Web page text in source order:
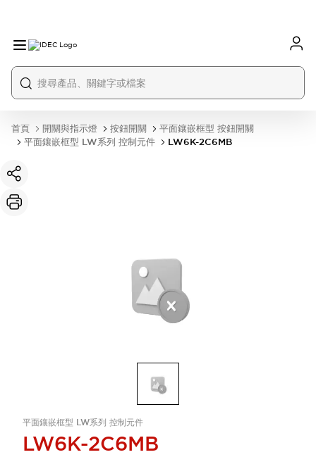
首頁 開關與指示燈 按鈕開關
平面鑲嵌框型 按鈕開關
平面鑲嵌框型 LW系列 控制元件
LW6K-2C6MB
平面鑲嵌框型 LW系列 控制元件
LW6K-2C6MB